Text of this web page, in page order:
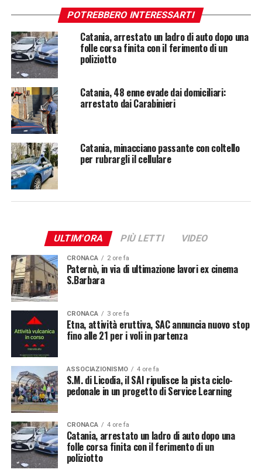
POTREBBERO INTERESSARTI
Catania, arrestato un ladro di auto dopo una
folle corsa finita con il ferimento di un
poliziotto
Catania, 48 enne evade dai domiciliari:
arrestato dai Carabinieri
Catania, minacciano passante con coltello
per rubrargli il cellulare
ULTIM'ORA PIÙ LETTI VIDEO
CRONACA 2 ore fa
Paternò, in via di ultimazione lavori ex cinema
S.Barbara
CRONACA 3 ore fa
Etna, attività eruttiva, SAC annuncia nuovo stop
fino alle 21 per i voli in partenza
ASSOCIAZIONISMO 4 ore fa
S.M. di Licodia, il SAI ripulisce la pista ciclo-
pedonale in un progetto di Service Learning
CRONACA 4 ore fa
Catania, arrestato un ladro di auto dopo una
folle corsa finita con il ferimento di un
poliziotto